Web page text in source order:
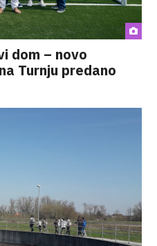
dom – novo
Turnju predano